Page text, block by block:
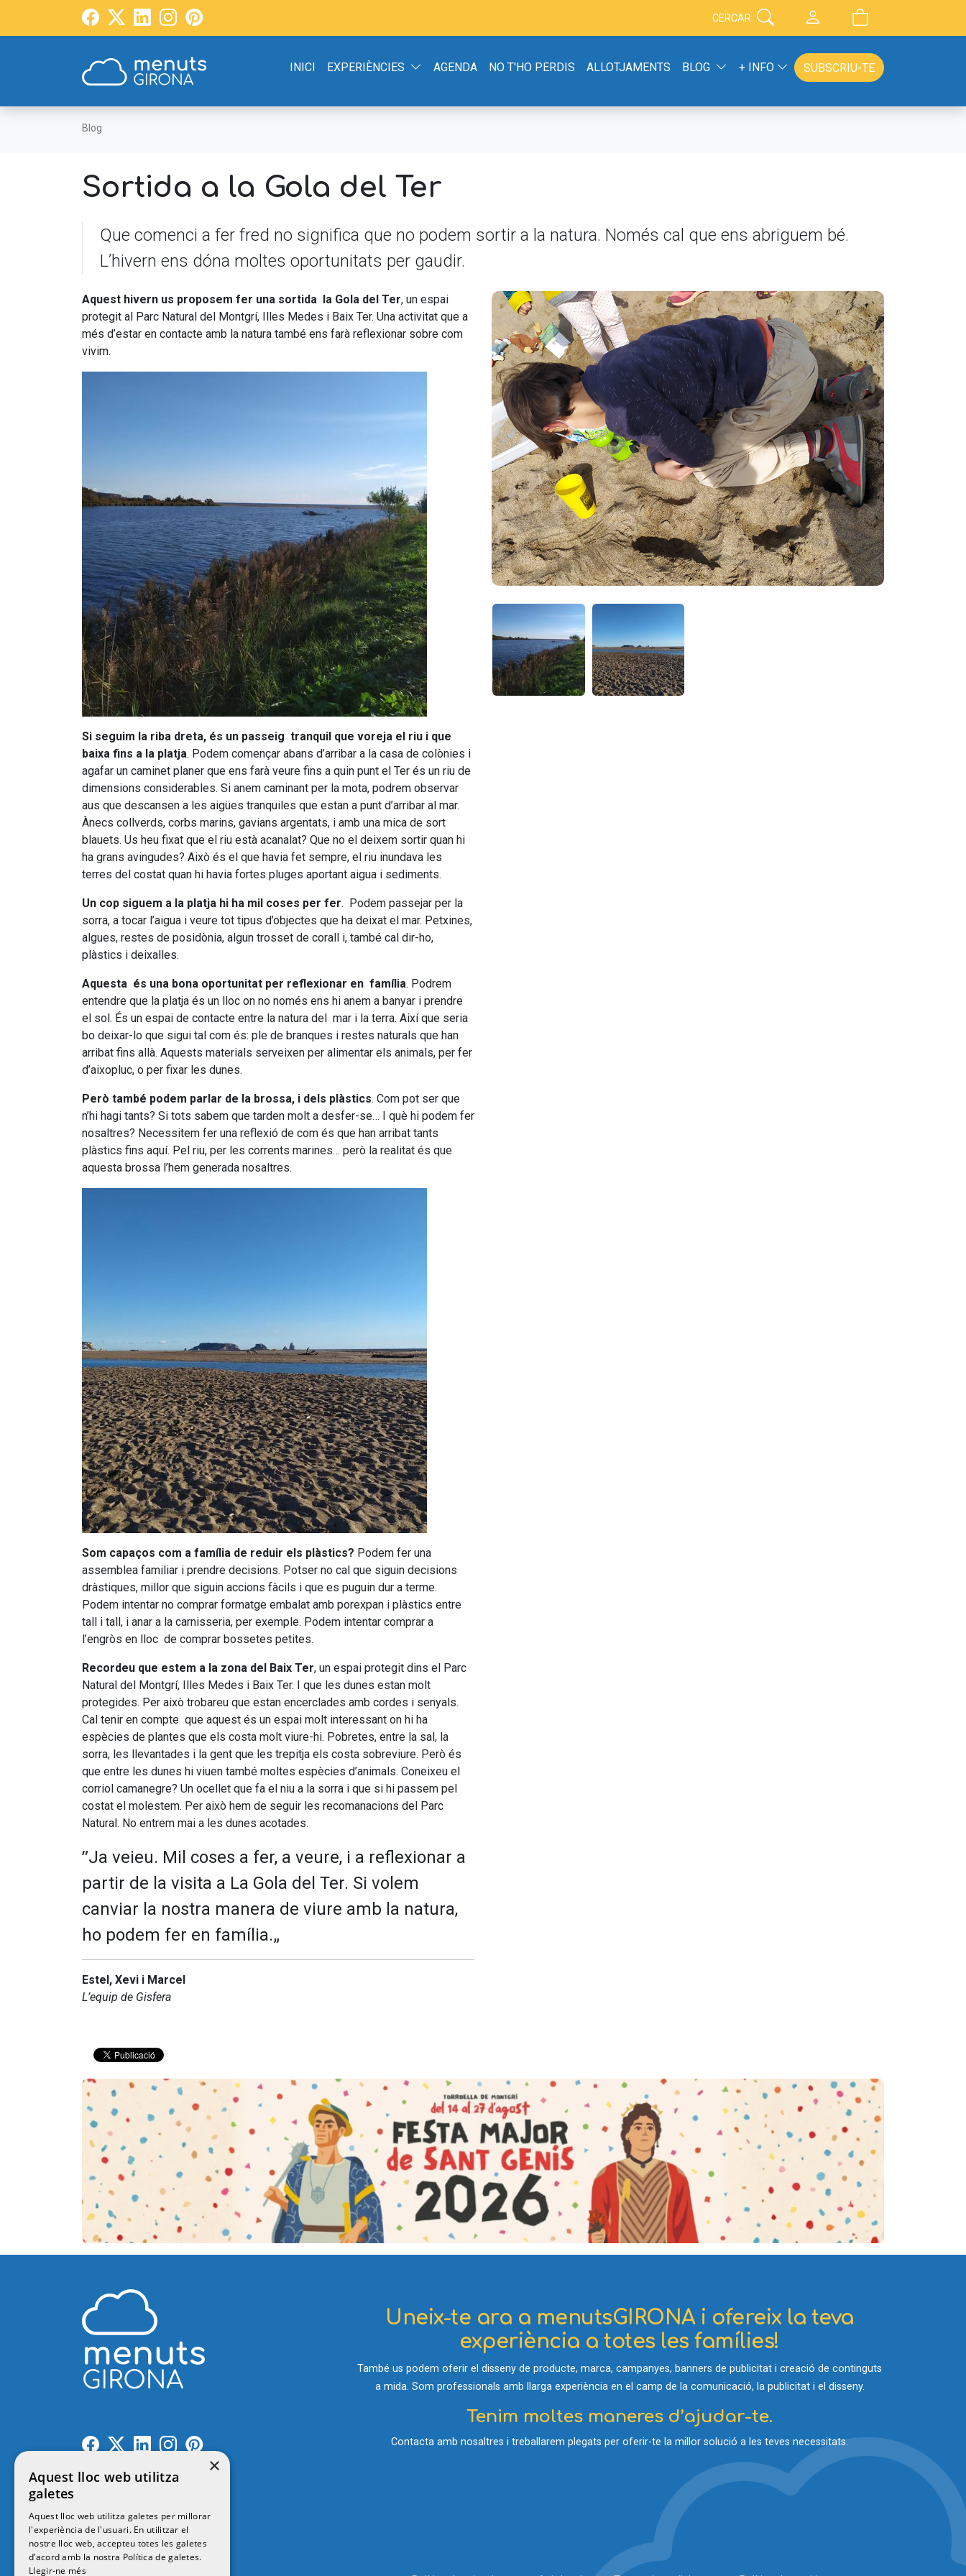
CERCAR
INICI EXPERIÈNCIES AGENDA NO T'HO PERDIS ALLOTJAMENTS BLOG + INFO SUBSCRIU-TE
Blog
Sortida a la Gola del Ter
Que comenci a fer fred no significa que no podem sortir a la natura. Només cal que ens abriguem bé.
L’hivern ens dóna moltes oportunitats per gaudir.
Aquest hivern us proposem fer una sortida la Gola del Ter, un espai
protegit al Parc Natural del Montgrí, Illes Medes i Baix Ter. Una activitat que a
més d’estar en contacte amb la natura també ens farà reflexionar sobre com
vivim.
Si seguim la riba dreta, és un passeig tranquil que voreja el riu i que
baixa fins a la platja. Podem començar abans d’arribar a la casa de colònies i
agafar un caminet planer que ens farà veure fins a quin punt el Ter és un riu de
dimensions considerables. Si anem caminant per la mota, podrem observar
aus que descansen a les aigües tranquiles que estan a punt d’arribar al mar.
Ànecs collverds, corbs marins, gavians argentats, i amb una mica de sort
blauets. Us heu fixat que el riu està acanalat? Que no el deixem sortir quan hi
ha grans avingudes? Això és el que havia fet sempre, el riu inundava les
terres del costat quan hi havia fortes pluges aportant aigua i sediments.
Un cop siguem a la platja hi ha mil coses per fer. Podem passejar per la
sorra, a tocar l’aigua i veure tot tipus d’objectes que ha deixat el mar. Petxines,
algues, restes de posidònia, algun trosset de corall i, també cal dir-ho,
plàstics i deixalles.
Aquesta és una bona oportunitat per reflexionar en família. Podrem
entendre que la platja és un lloc on no només ens hi anem a banyar i prendre
el sol. És un espai de contacte entre la natura del mar i la terra. Així que seria
bo deixar-lo que sigui tal com és: ple de branques i restes naturals que han
arribat fins allà. Aquests materials serveixen per alimentar els animals, per fer
d’aixopluc, o per fixar les dunes.
Però també podem parlar de la brossa, i dels plàstics. Com pot ser que
n’hi hagi tants? Si tots sabem que tarden molt a desfer-se… I què hi podem fer
nosaltres? Necessitem fer una reflexió de com és que han arribat tants
plàstics fins aquí. Pel riu, per les corrents marines… però la realitat és que
aquesta brossa l’hem generada nosaltres.
Som capaços com a família de reduir els plàstics? Podem fer una
assemblea familiar i prendre decisions. Potser no cal que siguin decisions
dràstiques, millor que siguin accions fàcils i que es puguin dur a terme.
Podem intentar no comprar formatge embalat amb porexpan i plàstics entre
tall i tall, i anar a la carnisseria, per exemple. Podem intentar comprar a
l’engròs en lloc de comprar bossetes petites.
Recordeu que estem a la zona del Baix Ter, un espai protegit dins el Parc
Natural del Montgrí, Illes Medes i Baix Ter. I que les dunes estan molt
protegides. Per això trobareu que estan encerclades amb cordes i senyals.
Cal tenir en compte que aquest és un espai molt interessant on hi ha
espècies de plantes que els costa molt viure-hi. Pobretes, entre la sal, la
sorra, les llevantades i la gent que les trepitja els costa sobreviure. Però és
que entre les dunes hi viuen també moltes espècies d’animals. Coneixeu el
corriol camanegre? Un ocellet que fa el niu a la sorra i que si hi passem pel
costat el molestem. Per això hem de seguir les recomanacions del Parc
Natural. No entrem mai a les dunes acotades.
”Ja veieu. Mil coses a fer, a veure, i a reflexionar a
partir de la visita a La Gola del Ter. Si volem
canviar la nostra manera de viure amb la natura,
ho podem fer en família.„
Estel, Xevi i Marcel
L’equip de Gisfera
© 2026 MENUTSGIRONA
Uneix-te ara a menutsGIRONA i ofereix la teva
experiència a totes les famílies!
També us podem oferir el disseny de producte, marca, campanyes, banners de publicitat i creació de continguts
a mida. Som professionals amb llarga experiència en el camp de la comunicació, la publicitat i el disseny.
Tenim moltes maneres d’ajudar-te.
Contacta amb nosaltres i treballarem plegats per oferir-te la millor solució a les teves necessitats.
×
Aquest lloc web utilitza
galetes
Aquest lloc web utilitza galetes per millorar
l'experiència de l'usuari. En utilitzar el
nostre lloc web, accepteu totes les galetes
d’acord amb la nostra Política de galetes.
Llegir-ne més